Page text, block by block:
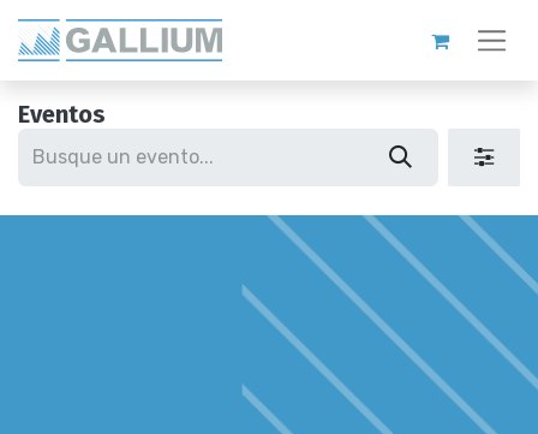
Eventos